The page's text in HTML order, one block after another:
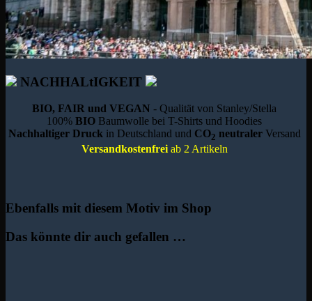
NACHHALtIGKEIT
BIO, FAIR und VEGAN - Qualität von Stanley/Stella
100%BIO Baumwolle bei T-Shirts und Hoodies
Nachhaltiger Druck in Deutschland und CO2 neutraler Versand
Versandkostenfreiab 2 Artikeln
Ebenfalls mit diesem Motiv im Shop
Das könnte dir auch gefallen …